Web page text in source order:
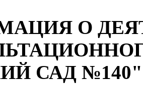
О
САД №140"